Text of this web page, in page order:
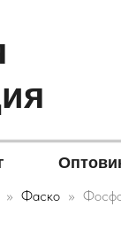
Фаско